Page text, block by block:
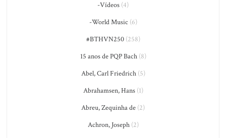
-Vídeos (4)
-World Music (6)
#BTHVN250(258)
15 anos de PQP Bach(8)
Abel, Carl Friedrich(5)
Abrahamsen, Hans(1)
Abreu, Zequinha de (2)
Achron, Joseph(2)